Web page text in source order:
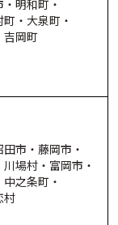
明和町・
・ 大泉町・
吉岡町
田市・ 藤岡市・
川場村・ 富岡市・
中之条町・
村